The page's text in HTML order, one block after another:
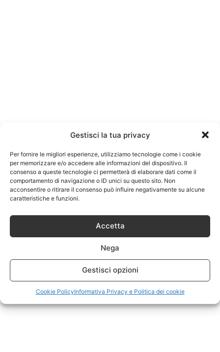
Gestisci la tua privacy
Per fornire le migliori esperienze, utilizziamo tecnologie come i cookie
per memorizzare e/o accedere alle informazioni del dispositivo. Il
consenso a queste tecnologie ci permetterà di elaborare dati come il
comportamento di navigazione o ID unici su questo sito. Non
acconsentire o ritirare il consenso può influire negativamente su alcune
caratteristiche e funzioni.
Accetta
Nega
Gestisci opzioni
Cookie PolicyInformativa Privacy e Politica dei cookie